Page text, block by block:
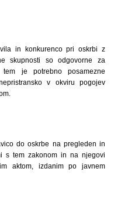
in konkurenco pri oskrbi z
skupnosti so odgovorne za
je potrebno posamezne
v okviru pogojev
do oskrbe na pregleden in
s tem zakonom in na njegovi
aktom, izdanim po javnem